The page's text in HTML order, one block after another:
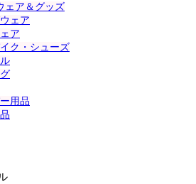
ェア＆グッズ
ェア
ア
ク・シューズ
用品